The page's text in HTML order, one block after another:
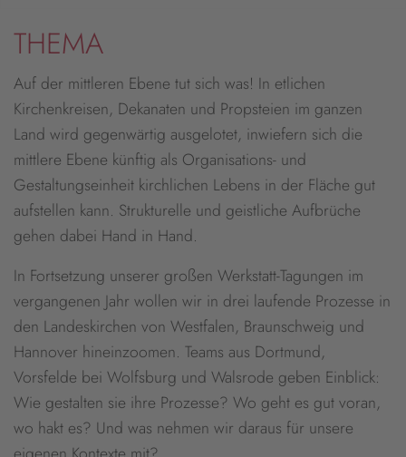
THEMA
Auf der mittleren Ebene tut sich was! In etlichen
Kirchenkreisen, Dekanaten und Propsteien im ganzen
Land wird gegenwärtig ausgelotet, inwiefern sich die
mittlere Ebene künftig als Organisations- und
Gestaltungseinheit kirchlichen Lebens in der Fläche gut
aufstellen kann. Strukturelle und geistliche Aufbrüche
gehen dabei Hand in Hand.
In Fortsetzung unserer großen Werkstatt-Tagungen im
vergangenen Jahr wollen wir in drei laufende Prozesse in
den Landeskirchen von Westfalen, Braunschweig und
Hannover hineinzoomen. Teams aus Dortmund,
Vorsfelde bei Wolfsburg und Walsrode geben Einblick:
Wie gestalten sie ihre Prozesse? Wo geht es gut voran,
wo hakt es? Und was nehmen wir daraus für unsere